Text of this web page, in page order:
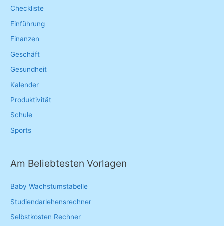
o
Checkliste
Einführung
Finanzen
Geschäft
Gesundheit
Kalender
Produktivität
Schule
Sports
Am Beliebtesten Vorlagen
Baby Wachstumstabelle
Studiendarlehensrechner
Selbstkosten Rechner